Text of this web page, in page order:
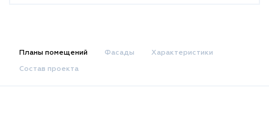
Планы помещений Фасады Характеристики
Состав проекта